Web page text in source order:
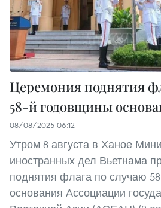
Церемония поднятия
58-й годовщины
08/08/2025 06:12
Утром 8 августа в Ханое
иностранных дел Вьетнама
поднятия флага по случаю
основания Ассоциации